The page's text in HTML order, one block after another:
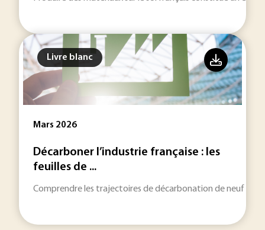
Livre blanc
Mars 2026
Décarboner l’industrie française : les
feuilles de ...
Comprendre les trajectoires de décarbonation de neuf